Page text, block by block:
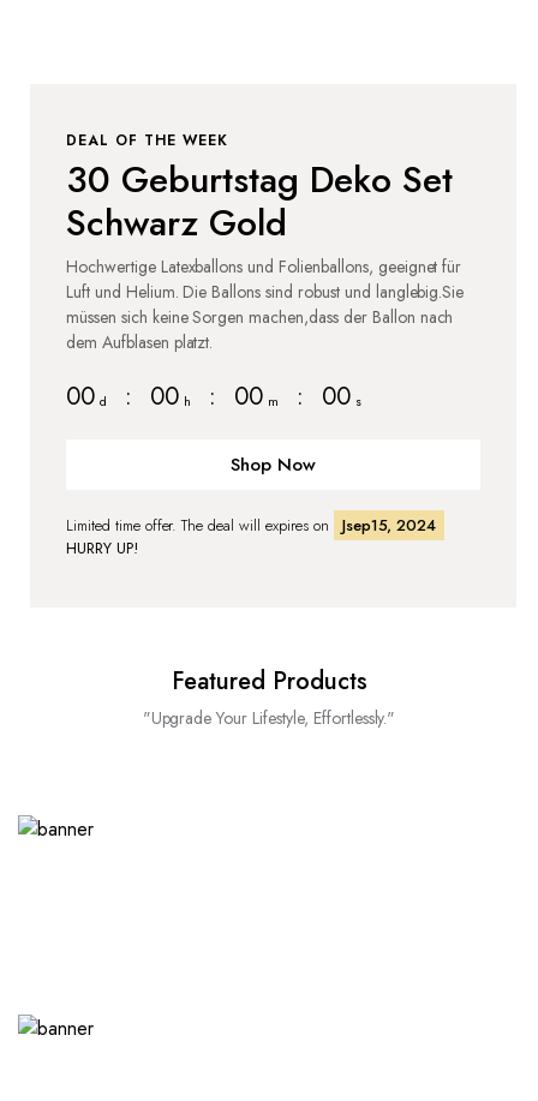
DEAL OF THE WEEK
30 Geburtstag Deko Set
Schwarz Gold
Hochwertige Latexballons und Folienballons, geeignet für
Luft und Helium. Die Ballons sind robust und langlebig.Sie
müssen sich keine Sorgen machen,dass der Ballon nach
dem Aufblasen platzt.
00 d : 00 h : 00 m : 00 s
Shop Now
Limited time offer. The deal will expires on
Jsep15, 2024
HURRY UP!
Featured Products
"Upgrade Your Lifestyle, Effortlessly."